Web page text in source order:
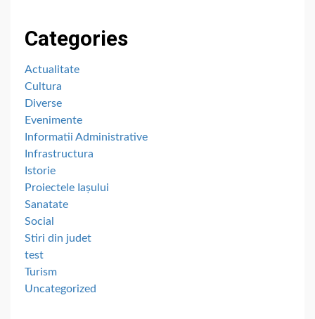
Categories
Actualitate
Cultura
Diverse
Evenimente
Informatii Administrative
Infrastructura
Istorie
Proiectele Iașului
Sanatate
Social
Stiri din judet
test
Turism
Uncategorized